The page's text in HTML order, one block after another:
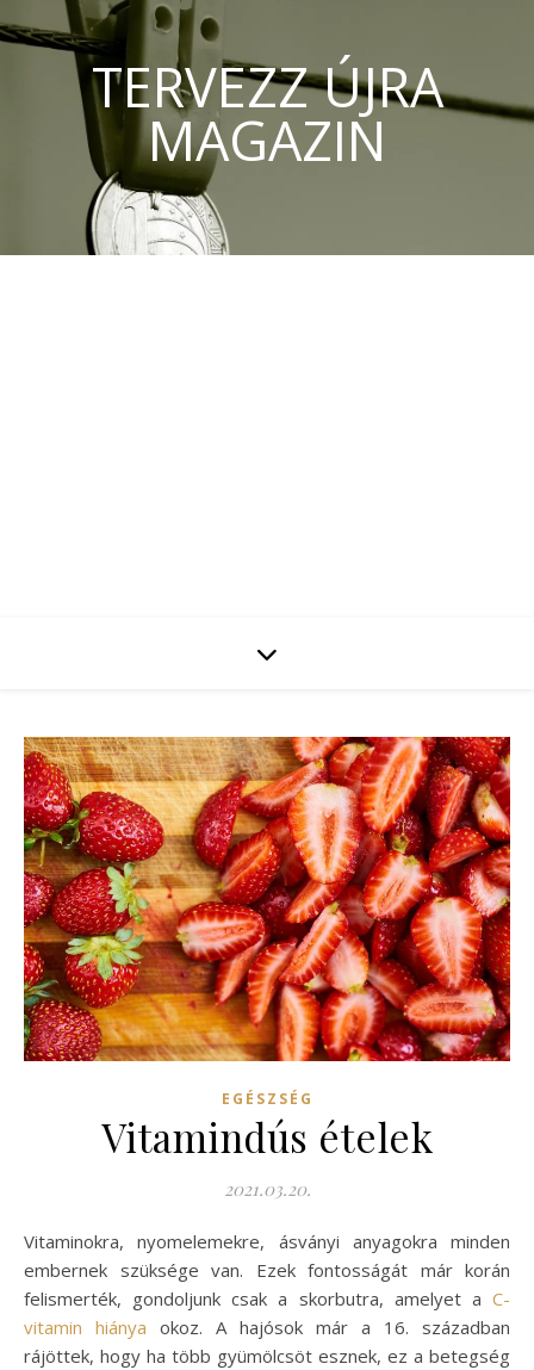
TERVEZZ ÚJRA
MAGAZIN
EGÉSZSÉG
Vitamindús ételek
2021.03.20.
Vitaminokra, nyomelemekre, ásványi anyagokra minden
embernek szüksége van. Ezek fontosságát már korán
felismerték, gondoljunk csak a skorbutra, amelyet a C-
vitamin hiánya okoz. A hajósok már a 16. században
rájöttek, hogy ha több gyümölcsöt esznek, ez a betegség